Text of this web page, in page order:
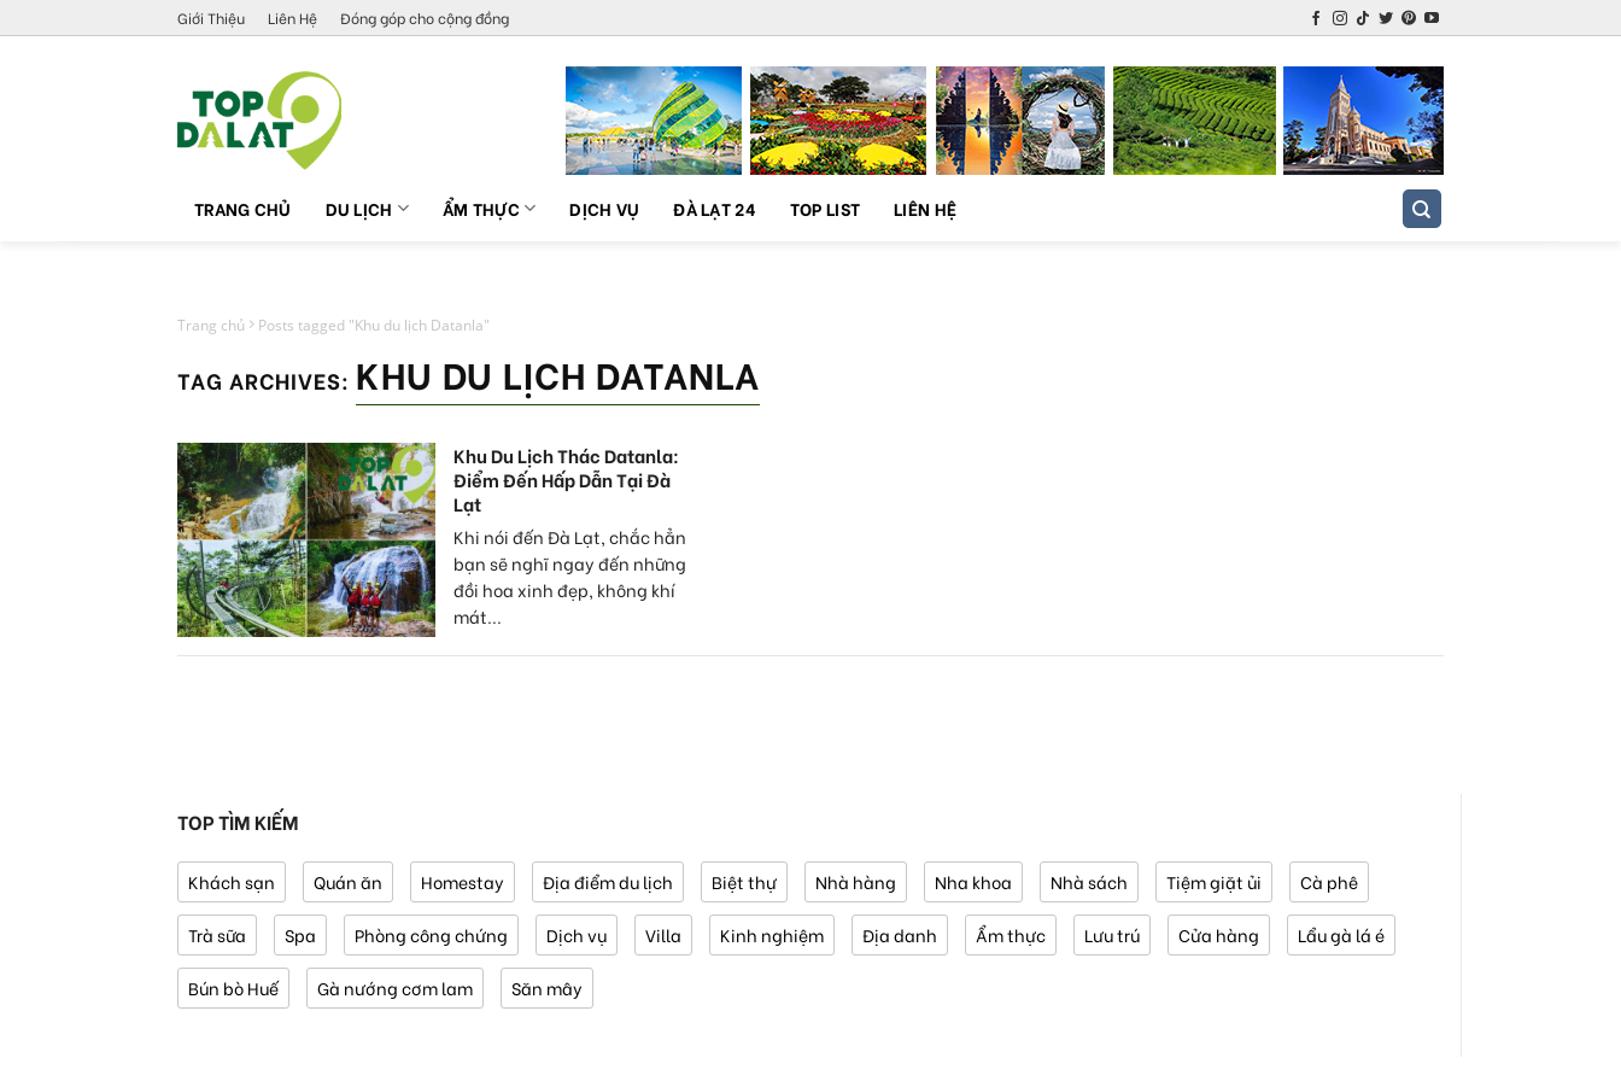
to
Giới Thiệu Liên Hệ Đóng góp cho cộng đồng
TRANG CHỦ DU LỊCH ẨM THỰC DỊCH VỤ ĐÀ LẠT 24 TOP LIST LIÊN HỆ
Trang chủ Posts tagged "Khu du lịch Datanla"
TAG ARCHIVES: KHU DU LỊCH DATANLA
Khu Du Lịch Thác Datanla:
Điểm Đến Hấp Dẫn Tại Đà
Lạt
Khi nói đến Đà Lạt, chắc hẳn
bạn sẽ nghĩ ngay đến những
đồi hoa xinh đẹp, không khí
mát...
TOP TÌM KIẾM
Khách sạn Quán ăn Homestay Địa điểm du lịch Biệt thự Nhà hàng Nha khoa Nhà sách Tiệm giặt ủi Cà phê
Trà sữa Spa Phòng công chứng Dịch vụ Villa Kinh nghiệm Địa danh Ẩm thực Lưu trú Cửa hàng Lẩu gà lá é
Bún bò Huế Gà nướng cơm lam Săn mây